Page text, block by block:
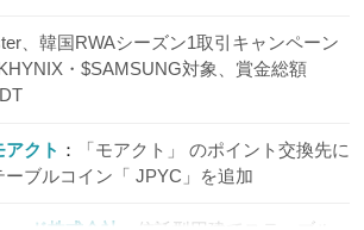
、韓国RWAシーズン1取引キャンペーン
・$SAMSUNG対象、賞金総額
クト
「モアクト」 のポイント交換先に
ーブルコイン「 JPYC」を追加